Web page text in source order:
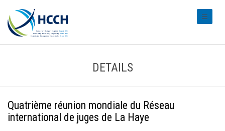
DETAILS
Quatrième réunion mondiale du Réseau
international de juges de La Haye